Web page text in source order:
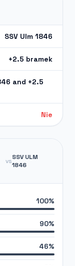
SSV Ulm 1846
+2.5 bramek
and +2.5
Nie
vsSSV ULM
1846
100%
90%
46%